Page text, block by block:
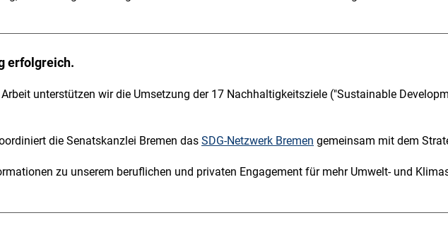
erfolgreich.
unterstützen wir die Umsetzung der 17 Nachhaltigkeitsziele ("Sustainable
die Senatskanzlei Bremen das SDG-Netzwerk Bremen gemeinsam mit dem
zu unserem beruflichen und privaten Engagement für mehr Umwelt- und